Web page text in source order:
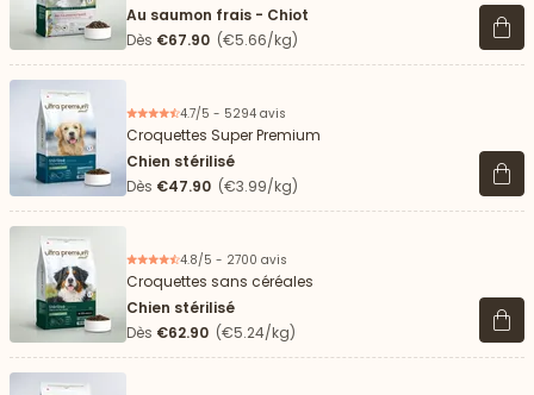
Au saumon frais - Chiot
Dès €67.90 (€5.66/kg) Voir
4.7/5 - 5294 avis
Croquettes Super Premium
Chien stérilisé
Dès €47.90 (€3.99/kg) Voir
4.8/5 - 2700 avis
Croquettes sans céréales
Chien stérilisé
Dès €62.90 (€5.24/kg) Voir